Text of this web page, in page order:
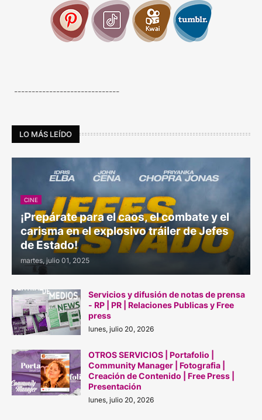
------------------------------
LO MÁS LEÍDO
CINE
¡Prepárate para el caos, el combate y el
carisma en el explosivo tráiler de Jefes
de Estado!
martes, julio 01, 2025
Servicios y difusión de notas de prensa
- RP | PR | Relaciones Publicas y Free
press
lunes, julio 20, 2026
OTROS SERVICIOS | Portafolio |
Community Manager | Fotografia |
Creación de Contenido | Free Press |
Presentación
lunes, julio 20, 2026